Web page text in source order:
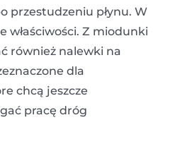
przestudzeniu płynu. W
właściwości. Z miodunki
również nalewki na
dla
chcą jeszcze
pracę dróg